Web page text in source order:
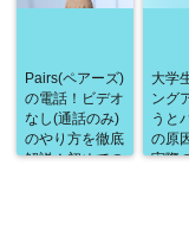
Pairs(ペアーズ)
の電話！ビデオ
なし(通話のみ)
のやり方を徹底
解説！初めての
大学
ング
うと
の原
実際